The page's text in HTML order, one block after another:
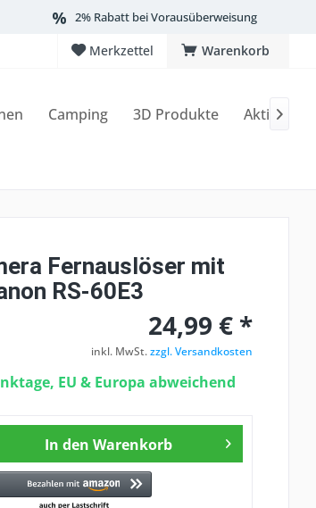
2% Rabatt bei Vorausüberweisung
Warenkorb
Merkzettel
Camping 3D Produkte Aktionen

Fernauslöser mit
RS-60E3
24,99 € *
inkl. MwSt.zzgl. Versandkosten
EU & Europa abweichend
In den Warenkorb